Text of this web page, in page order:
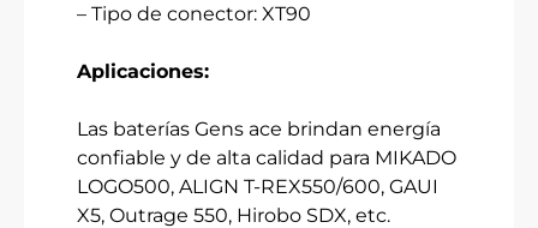
– Tipo de conector: XT90
Aplicaciones:
Las baterías Gens ace brindan energía
confiable y de alta calidad para MIKADO
LOGO500, ALIGN T-REX550/600, GAUI
X5, Outrage 550, Hirobo SDX, etc.